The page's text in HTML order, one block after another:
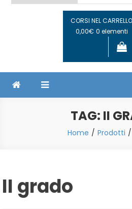
CORSI NEL CARRELLO
0,00€ 0 elementi
TAG: II
Home Prodotti
II grado